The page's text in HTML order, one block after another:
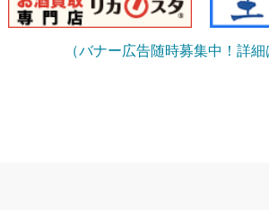
（バナー広告随時募集中！詳細